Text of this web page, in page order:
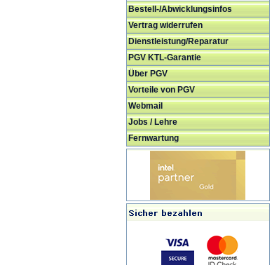
Bestell-/Abwicklungsinfos
Vertrag widerrufen
Dienstleistung/Reparatur
PGV KTL-Garantie
Über PGV
Vorteile von PGV
Webmail
Jobs / Lehre
Fernwartung